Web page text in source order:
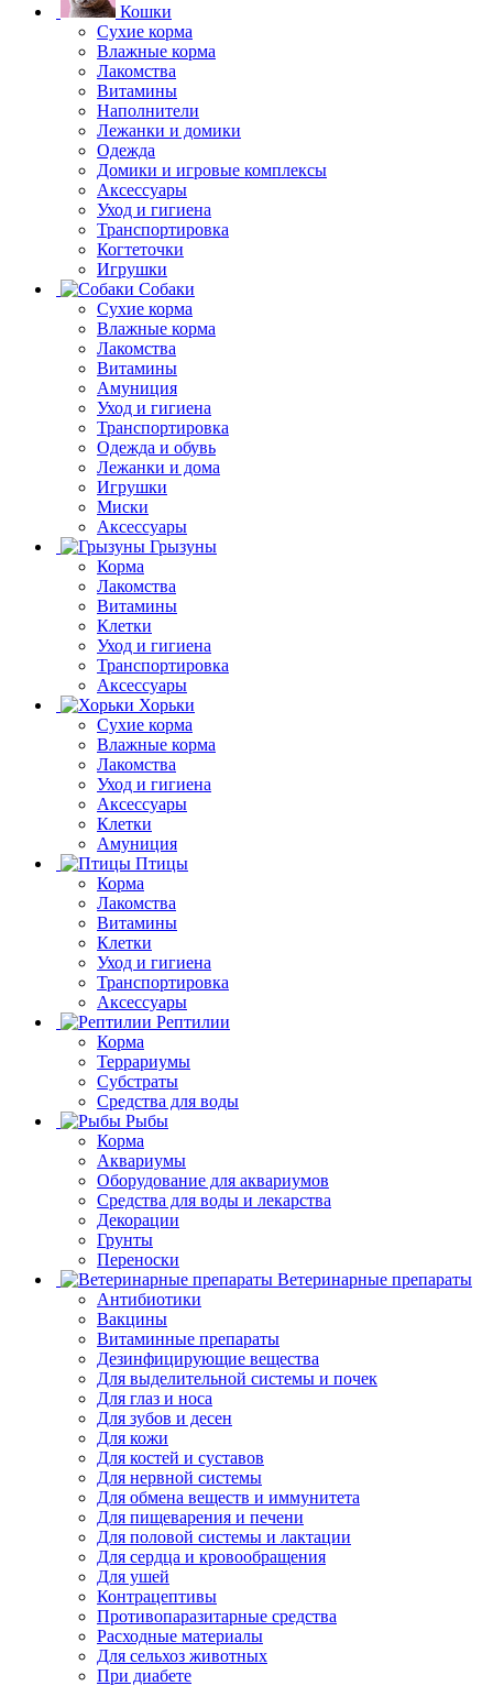
Кошки
Сухие корма
Влажные корма
Лакомства
Витамины
Наполнители
Лежанки и домики
Одежда
Домики и игровые комплексы
Аксессуары
Уход и гигиена
Транспортировка
Когтеточки
Игрушки
Собаки
Сухие корма
Влажные корма
Лакомства
Витамины
Амуниция
Уход и гигиена
Транспортировка
Одежда и обувь
Лежанки и дома
Игрушки
Миски
Аксессуары
Грызуны
Корма
Лакомства
Витамины
Клетки
Уход и гигиена
Транспортировка
Аксессуары
Хорьки
Сухие корма
Влажные корма
Лакомства
Уход и гигиена
Аксессуары
Клетки
Амуниция
Птицы
Корма
Лакомства
Витамины
Клетки
Уход и гигиена
Транспортировка
Аксессуары
Рептилии
Корма
Террариумы
Субстраты
Средства для воды
Рыбы
Корма
Аквариумы
Оборудование для аквариумов
Средства для воды и лекарства
Декорации
Грунты
Переноски
Ветеринарные препараты
Антибиотики
Вакцины
Витаминные препараты
Дезинфицирующие вещества
Для выделительной системы и почек
Для глаз и носа
Для зубов и десен
Для кожи
Для костей и суставов
Для нервной системы
Для обмена веществ и иммунитета
Для пищеварения и печени
Для половой системы и лактации
Для сердца и кровообращения
Для ушей
Контрацептивы
Противопаразитарные средства
Расходные материалы
Для сельхоз животных
При диабете